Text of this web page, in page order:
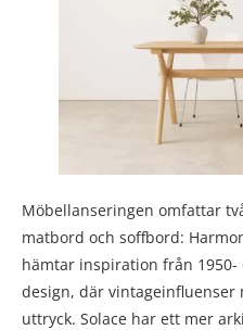
Möbellanseringen omfattar
matbord och soffbord:
hämtar inspiration från 1950-
design, där
uttryck. Solace har ett mer